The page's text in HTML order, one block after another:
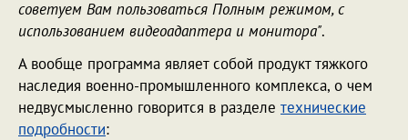
советуем Вам пользоваться Полным режимом, с
использованием видеоадаптера и монитора".
А вообще программа являет собой продукт тяжкого
наследия военно-промышленного комплекса, о чем
недвусмысленно говорится в разделе технические
подробности: